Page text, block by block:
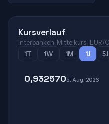
Kursverlauf
Interbanken-Mittelkurs · EUR/
1T
1W 1M 1J 5J
0,9325705. Aug. 2026